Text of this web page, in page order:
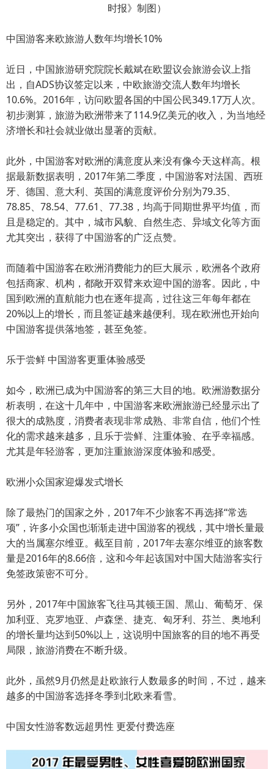
时报》制图）
中国游客来欧旅游人数年均增长10%
近日，中国旅游研究院院长戴斌在欧盟议会旅游会议上指
出，自ADS协议签定以来，中欧旅游交流人数年均增长
10.6%。2016年，访问欧盟各国的中国公民349.17万人次。
初步测算，旅游为欧洲带来了114.9亿美元的收入，为当地经
济增长和社会就业做出显著的贡献。
此外，中国游客对欧洲的满意度从来没有像今天这样高。根
据最新数据表明，2017年第二季度，中国游客对法国、西班
牙、德国、意大利、英国的满意度评价分别为79.35、
78.85、78.54、77.61、77.38，均高于同期世界平均值，而
且是稳定的。其中，城市风貌、自然生态、异域文化等方面
尤其突出，获得了中国游客的广泛点赞。
而随着中国游客在欧洲消费能力的巨大展示，欧洲各个政府
包括商家、机构，都敞开双臂来欢迎中国的游客。因此，中
国到欧洲的直航能力也在逐年提高，过往这三年每年都在
20%以上的增长，而且签证越来越便利。现在欧洲也开始向
中国游客提供落地签，甚至免签。
乐于尝鲜 中国游客更重体验感受
如今，欧洲已成为中国游客的第三大目的地。欧洲游数据分
析表明，在这十几年中，中国游客来欧洲旅游已经显示出了
很大的成熟度，消费者表现非常成熟、非常自信，他们个性
化的需求越来越多，且乐于尝鲜、注重体验、在乎幸福感。
尤其是年轻游客，更加注重旅游深度体验和感受。
欧洲小众国家迎爆发式增长
除了最热门的国家之外，2017年不少旅客不再选择“常选
项”，许多小众国也渐渐走进中国游客的视线，其中增长量最
大的当属塞尔维亚。截至目前，2017年去塞尔维亚的旅客数
量是2016年的8.66倍，这和今年起该国对中国大陆游客实行
免签政策密不可分。
另外，2017年中国旅客飞往马其顿王国、黑山、葡萄牙、保
加利亚、克罗地亚、卢森堡、捷克、匈牙利、芬兰、奥地利
的增长量均达到50%以上，这说明中国旅客的目的地不再受
局限，旅游消费在不断升级。
此外，虽然9月仍然是赴欧旅行人数最多的时间，不过，越来
越多的中国游客选择冬季到北欧来看雪。
中国女性游客数远超男性 更爱付费选座